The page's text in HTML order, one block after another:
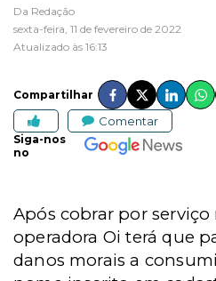
Da Redação
sexta-feira, 11 de fevereiro de 2022
Atualizado às 16:13
Compartilhar
Comentar
Siga-nos
no
Após cobrar por
operadora Oi terá que
danos morais a